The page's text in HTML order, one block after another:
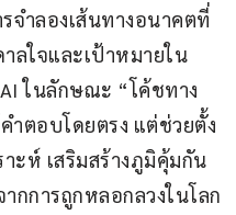
จำลองเส้นทางอนาคตที่
ลใจและเป้าหมายใน
ในลักษณะ “โค้ชทาง
ำตอบโดยตรง แต่ช่วยตั้ง
ะห์ เสริมสร้างภูมิคุ้มกัน
กการถูกหลอกลวงในโลก